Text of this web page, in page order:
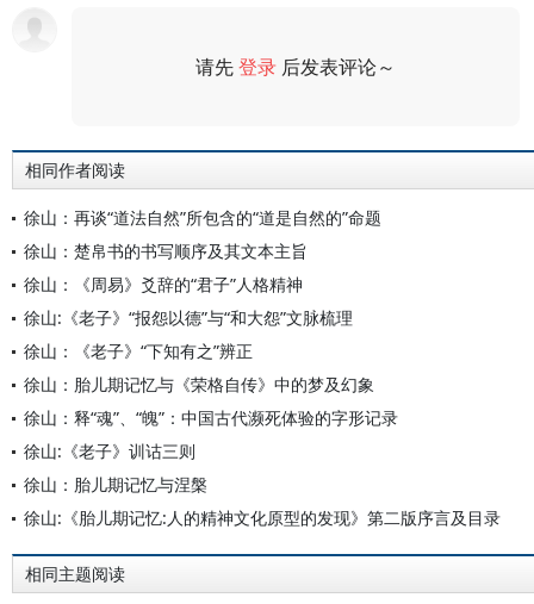
请先登录 后发表评论～
相同作者阅读
徐山：再谈“道法自然”所包含的“道是自然的”命题
徐山：楚帛书的书写顺序及其文本主旨
徐山：《周易》爻辞的“君子”人格精神
徐山:《老子》“报怨以德”与“和大怨”文脉梳理
徐山：《老子》“下知有之”辨正
徐山：胎儿期记忆与《荣格自传》中的梦及幻象
徐山：释“魂”、“魄”：中国古代濒死体验的字形记录
徐山:《老子》训诂三则
徐山：胎儿期记忆与涅槃
徐山:《胎儿期记忆:人的精神文化原型的发现》第二版序言及目录
相同主题阅读